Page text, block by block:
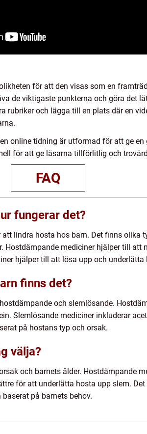
för att den visas som en
de viktigaste punkterna och göra det
rubriker och lägga till en plats där en
online tidning är utformad för att ge
för att ge läsarna tillförlitlig och
FAQ
fungerar det?
lindra hosta hos barn. Det finns olika
Hostdämpande mediciner hjälper till att
hjälper till att lösa upp och underlätta
finns det?
och slemlösande.
Slemlösande mediciner inkluderar
på hostans typ och orsak.
välja?
och barnets ålder. Hostdämpande
för att underlätta hosta upp slem.
på barnets behov.